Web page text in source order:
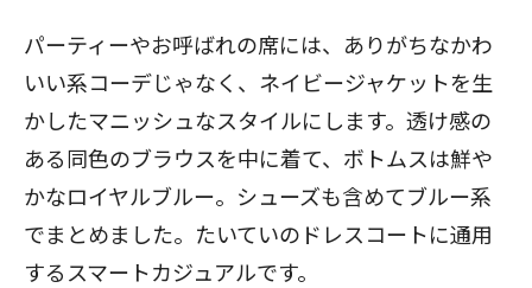
パーティーやお呼ばれの席には、ありがちなかわ
いい系コーデじゃなく、ネイビージャケットを生
かしたマニッシュなスタイルにします。透け感の
ある同色のブラウスを中に着て、ボトムスは鮮や
かなロイヤルブルー。シューズも含めてブルー系
でまとめました。たいていのドレスコートに通用
するスマートカジュアルです。